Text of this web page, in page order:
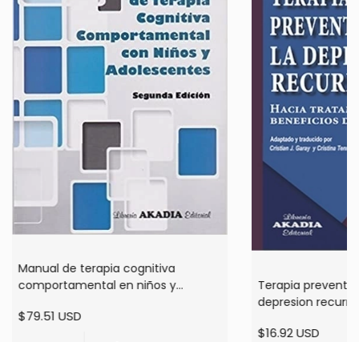
Manual de terapia cognitiva
comportamental en niños y
$79.51 USD
Terapia
depresion
$16.92 USD